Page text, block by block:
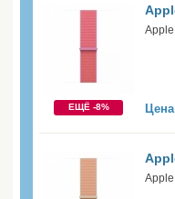
ЕЩЁ -8%